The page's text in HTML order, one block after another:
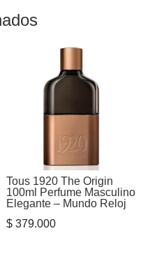
Tous 1920 The Origin
100ml Perfume Masculino
Elegante – Mundo Reloj
$379.000